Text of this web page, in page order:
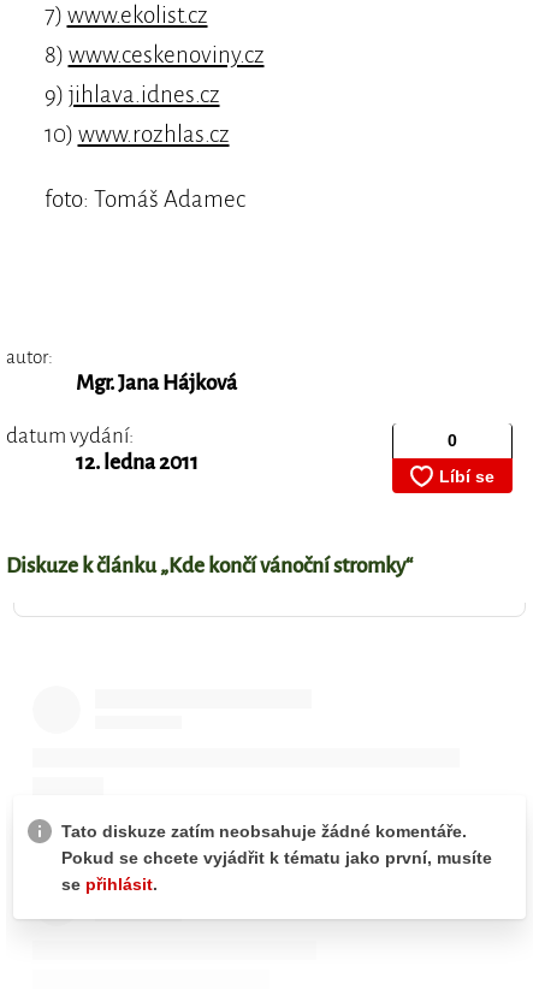
7) www.ekolist.cz
8) www.ceskenoviny.cz
9) jihlava.idnes.cz
10) www.rozhlas.cz
foto: Tomáš Adamec
autor:
Mgr. Jana Hájková
datum vydání:
12. ledna 2011
Diskuze k článku „Kde končí vánoční stromky“